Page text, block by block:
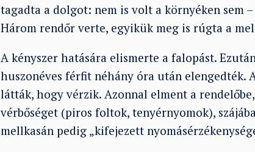
tagadta a dolgot: nem is volt a környéken sem
Három rendőr verte, egyikük meg is rúgta a
A kényszer hatására elismerte a falopást.
huszonéves férfit néhány óra után elengedték.
látták, hogy vérzik. Azonnal elment a
vérbőséget (piros foltok, tenyérnyomok),
mellkasán pedig „kifejezett